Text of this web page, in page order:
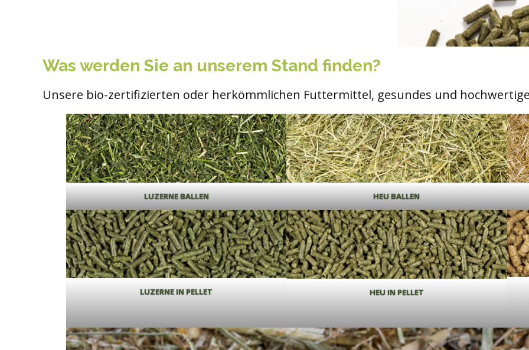
Was werden Sie an unserem Stand finden?
Unsere bio-zertifizierten oder herkömmlichen Futtermittel, gesundes und
LUZERNE BALLEN HEU BALLEN
LUZERNE IN PELLET HEU IN PELLET